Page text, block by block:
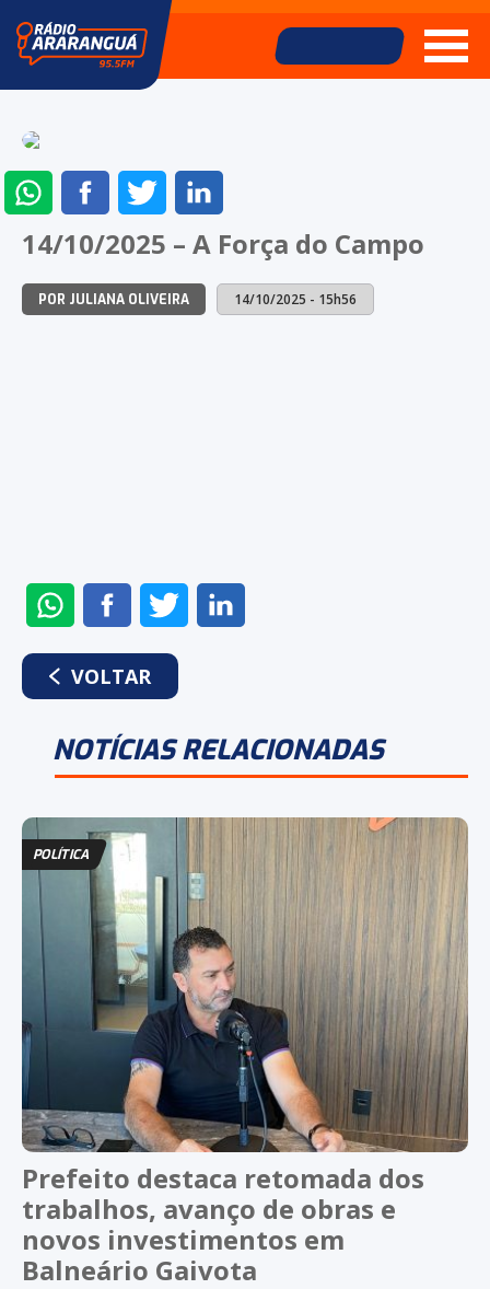
ENVIAR
NO
WHATSAPP
COMPARTILHAR
NO
FACEBOOK
COMPARTILHAR
NO
TWITTERLINKEDIN
14/10/2025 – A Força do Campo
POR JULIANA OLIVEIRA 14/10/2025 - 15h56
ENVIAR
NO
WHATSAPP
COMPARTILHAR
NO
FACEBOOK
COMPARTILHAR
NO
VOLTAR
NOTÍCIAS RELACIONADAS
POLÍTICA
Prefeito destaca retomada dos
trabalhos, avanço de obras e
novos investimentos em
Balneário Gaivota